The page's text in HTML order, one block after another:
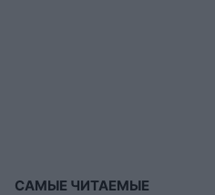
САМЫЕ ЧИТАЕМЫЕ